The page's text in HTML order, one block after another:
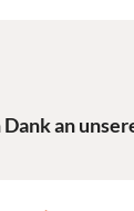
an